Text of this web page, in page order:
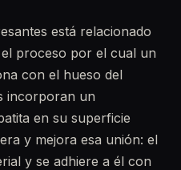
está relacionado
proceso por el cual un
con el hueso del
incorporan un
en su superficie
y mejora esa unión: el
y se adhiere a él con